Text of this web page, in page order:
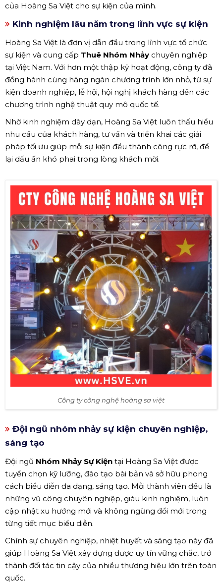
của Hoàng Sa Việt cho sự kiện của mình.
Kinh nghiệm lâu năm trong lĩnh vực sự kiện
Hoàng Sa Việt là đơn vị dẫn đầu trong lĩnh vực tổ chức
sự kiện và cung cấp Thuê Nhóm Nhảy chuyên nghiệp
tại Việt Nam. Với hơn một thập kỷ hoạt động, công ty đã
đồng hành cùng hàng ngàn chương trình lớn nhỏ, từ sự
kiện doanh nghiệp, lễ hội, hội nghị khách hàng đến các
chương trình nghệ thuật quy mô quốc tế.
Nhờ kinh nghiệm dày dạn, Hoàng Sa Việt luôn thấu hiểu
nhu cầu của khách hàng, tư vấn và triển khai các giải
pháp tối ưu giúp mỗi sự kiện đều thành công rực rỡ, để
lại dấu ấn khó phai trong lòng khách mời.
Công ty công nghệ hoàng sa việt
Đội ngũ nhóm nhảy sự kiện chuyên nghiệp,
sáng tạo
Đội ngũ Nhóm Nhảy Sự Kiện tại Hoàng Sa Việt được
tuyển chọn kỹ lưỡng, đào tạo bài bản và sở hữu phong
cách biểu diễn đa dạng, sáng tạo. Mỗi thành viên đều là
những vũ công chuyên nghiệp, giàu kinh nghiệm, luôn
cập nhật xu hướng mới và không ngừng đổi mới trong
từng tiết mục biểu diễn.
Chính sự chuyên nghiệp, nhiệt huyết và sáng tạo này đã
giúp Hoàng Sa Việt xây dựng được uy tín vững chắc, trở
thành đối tác tin cậy của nhiều thương hiệu lớn trên toàn
quốc.